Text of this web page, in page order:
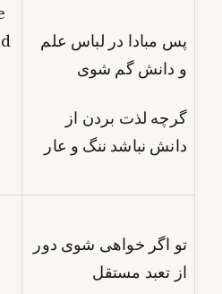
پس مبادا در لباس علم
و دانش گم شوی
گرچه لذت بردن از
دانش نباشد ننگ و عار
تو اگر خواهی شوی دور
از تعبد مستقل